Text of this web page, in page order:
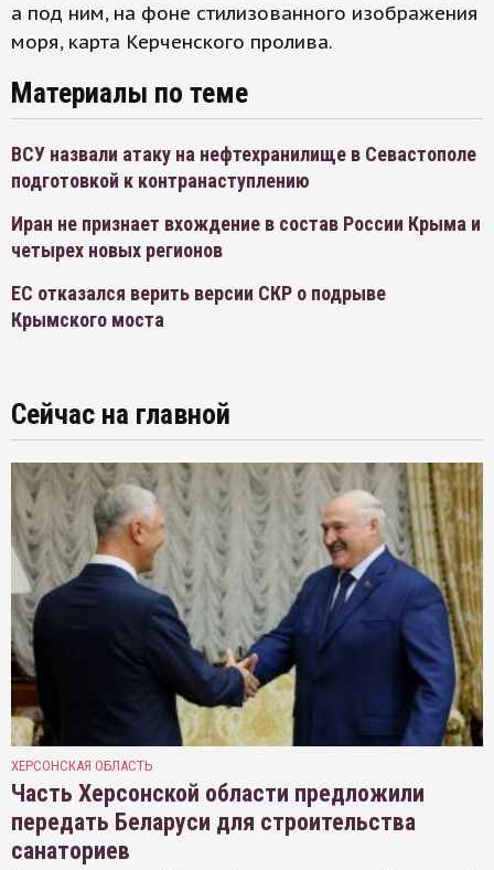
а под ним, на фоне стилизованного изображения
моря, карта Керченского пролива.
Материалы по теме
ВСУ назвали атаку на нефтехранилище в Севастополе
подготовкой к контранаступлению
Иран не признает вхождение в состав России Крыма и
четырех новых регионов
ЕС отказался верить версии СКР о подрыве
Крымского моста
Сейчас на главной
ХЕРСОНСКАЯ ОБЛАСТЬ
Часть Херсонской области предложили
передать Беларуси для строительства
санаториев